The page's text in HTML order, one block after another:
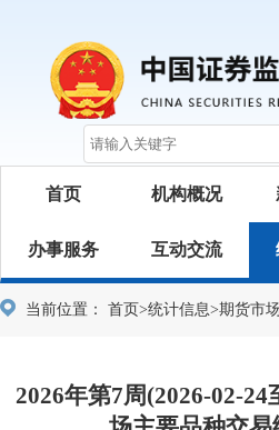
首页 机构概况
办事服务 互动交流
当前位置： 首页>统计信息>期货市
2026年第7周(2026-02-24